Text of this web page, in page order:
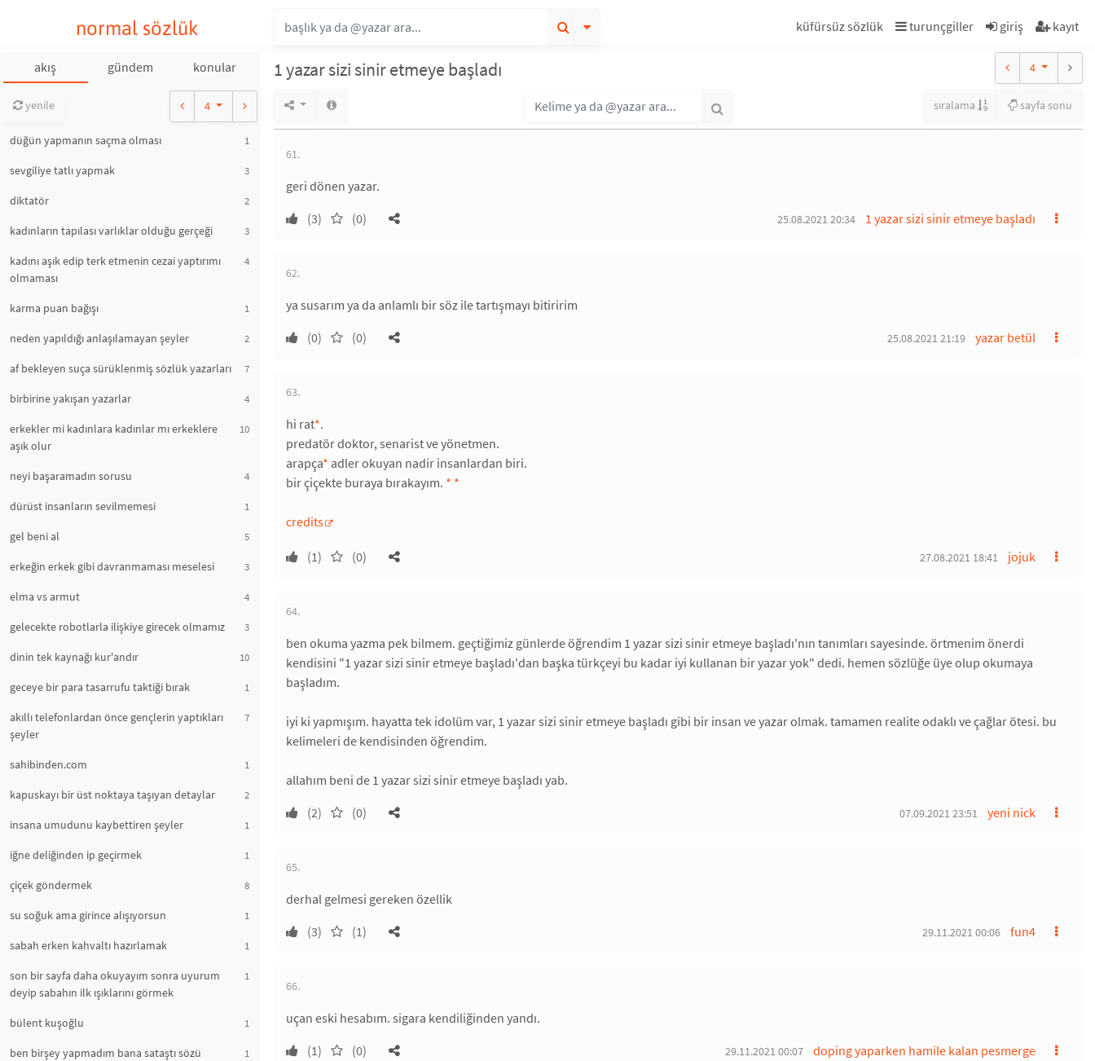
normal sözlük küfürsüz sözlük turunçgiller giriş kayıt
akış gündem konular
yenile 4
düğün yapmanın saçma olması 1
sevgiliye tatlı yapmak 3
diktatör 2
kadınların tapılası varlıklar olduğu gerçeği 3
kadını aşık edip terk etmenin cezai yaptırımı
olmaması
4
karma puan bağışı 1
neden yapıldığı anlaşılamayan şeyler 2
af bekleyen suça sürüklenmiş sözlük yazarları 7
birbirine yakışan yazarlar 4
erkekler mi kadınlara kadınlar mı erkeklere
aşık olur
10
neyi başaramadın sorusu 4
dürüst insanların sevilmemesi 1
gel beni al 5
erkeğin erkek gibi davranmaması meselesi 3
elma vs armut 4
gelecekte robotlarla ilişkiye girecek olmamız 3
dinin tek kaynağı kur'andır 10
geceye bir para tasarrufu taktiği bırak 1
akıllı telefonlardan önce gençlerin yaptıkları
şeyler
7
sahibinden.com 1
kapuskayı bir üst noktaya taşıyan detaylar 2
insana umudunu kaybettiren şeyler 1
iğne deliğinden ip geçirmek 1
çiçek göndermek 8
su soğuk ama girince alışıyorsun 1
sabah erken kahvaltı hazırlamak 1
son bir sayfa daha okuyayım sonra uyurum
deyip sabahın ilk ışıklarını görmek
1
bülent kuşoğlu 1
ben birşey yapmadım bana sataştı sözü 1
1 yazar sizi sinir etmeye başladı 4
sıralama sayfa sonu
61.
geri dönen yazar.
(3)
(0) 1 yazar sizi sinir etmeye başladı
25.08.2021 20:34
62.
ya susarım ya da anlamlı bir söz ile tartışmayı bitiririm
(0)
(0) yazar betül
25.08.2021 21:19
63.
hi rat*.
predatör doktor, senarist ve yönetmen.
arapça* adler okuyan nadir insanlardan biri.
bir çiçekte buraya bırakayım. * *
credits
(1) (0) jojuk
27.08.2021 18:41
64.
ben okuma yazma pek bilmem. geçtiğimiz günlerde öğrendim 1 yazar sizi sinir etmeye başladı'nın tanımları sayesinde. örtmenim önerdi
kendisini "1 yazar sizi sinir etmeye başladı'dan başka türkçeyi bu kadar iyi kullanan bir yazar yok" dedi. hemen sözlüğe üye olup okumaya
başladım.
iyi ki yapmışım. hayatta tek idolüm var, 1 yazar sizi sinir etmeye başladı gibi bir insan ve yazar olmak. tamamen realite odaklı ve çağlar ötesi. bu
kelimeleri de kendisinden öğrendim.
allahım beni de 1 yazar sizi sinir etmeye başladı yab.
(2)
(0) yeni nick
07.09.2021 23:51
65.
derhal gelmesi gereken özellik
(3)
(1) fun4
29.11.2021 00:06
66.
uçan eski hesabım. sigara kendiliğinden yandı.
(1)
(0) doping yaparken hamile kalan pesmerge
29.11.2021 00:07